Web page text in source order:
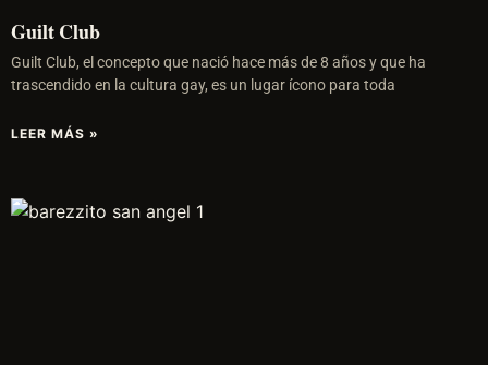
Guilt Club
Guilt Club, el concepto que nació hace más de 8 años y que ha
trascendido en la cultura gay, es un lugar ícono para toda
LEER MÁS »